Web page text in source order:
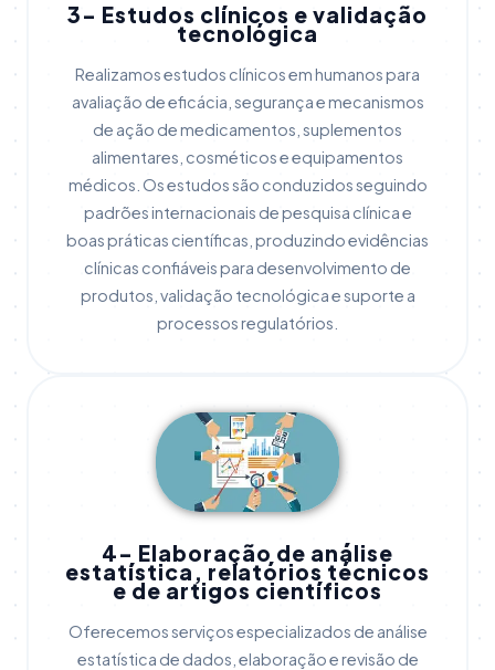
3- Estudos clínicos e validação
tecnológica​
Realizamos estudos clínicos em humanos para
avaliação de eficácia, segurança e mecanismos
de ação de medicamentos, suplementos
alimentares, cosméticos e equipamentos
médicos. Os estudos são conduzidos seguindo
padrões internacionais de pesquisa clínica e
boas práticas científicas, produzindo evidências
clínicas confiáveis para desenvolvimento de
produtos, validação tecnológica e suporte a
processos regulatórios.
4- Elaboração de análise
estatística, relatórios técnicos
e de artigos científicos
Oferecemos serviços especializados de análise
estatística de dados, elaboração e revisão de